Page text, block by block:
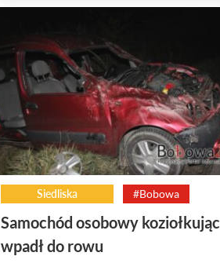
Siedliska #Bobowa
Samochód osobowy koziołkując
wpadł do rowu